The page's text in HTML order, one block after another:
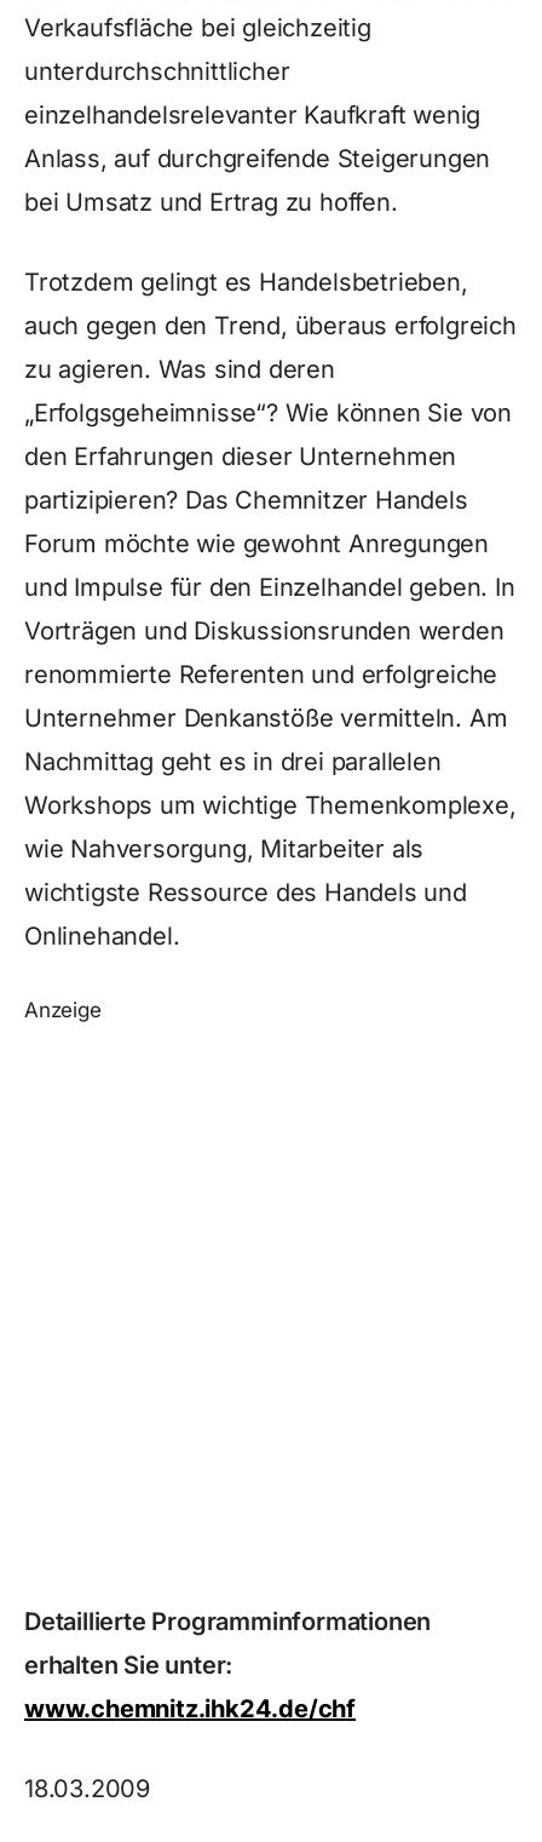
Verkaufsfläche bei gleichzeitig
unterdurchschnittlicher
einzelhandelsrelevanter Kaufkraft wenig
Anlass, auf durchgreifende Steigerungen
bei Umsatz und Ertrag zu hoffen.
Trotzdem gelingt es Handelsbetrieben,
auch gegen den Trend, überaus erfolgreich
zu agieren. Was sind deren
„Erfolgsgeheimnisse“? Wie können Sie von
den Erfahrungen dieser Unternehmen
partizipieren? Das Chemnitzer Handels
Forum möchte wie gewohnt Anregungen
und Impulse für den Einzelhandel geben. In
Vorträgen und Diskussionsrunden werden
renommierte Referenten und erfolgreiche
Unternehmer Denkanstöße vermitteln. Am
Nachmittag geht es in drei parallelen
Workshops um wichtige Themenkomplexe,
wie Nahversorgung, Mitarbeiter als
wichtigste Ressource des Handels und
Onlinehandel.
Anzeige
Detaillierte Programminformationen
erhalten Sie unter:
www.chemnitz.ihk24.de/chf
18.03.2009